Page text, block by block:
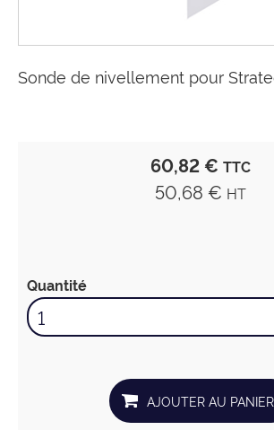
Sonde de nivellement pour
60,82 € TTC
50,68 € HT
Quantité